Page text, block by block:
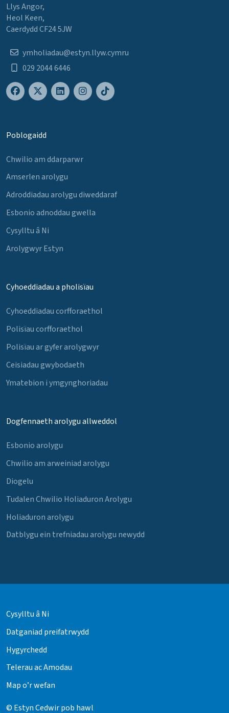
Llys Angor,
Heol Keen,
Caerdydd CF24 5JW
ymholiadau@estyn.llyw.cymru
029 2044 6446
Poblogaidd
Chwilio am ddarparwr
Amserlen arolygu
Adroddiadau arolygu diweddaraf
Esbonio adnoddau gwella
Cysylltu â Ni
Arolygwyr Estyn
Cyhoeddiadau a pholisïau
Cyhoeddiadau corfforaethol
Polisïau corfforaethol
Polisïau ar gyfer arolygwyr
Ceisiadau gwybodaeth
Ymatebion i ymgynghoriadau
Dogfennaeth arolygu allweddol
Esbonio arolygu
Chwilio am arweiniad arolygu
Diogelu
Tudalen Chwilio Holiaduron Arolygu
Holiaduron arolygu
Datblygu ein trefniadau arolygu newydd
Cysylltu â Ni
Datganiad preifatrwydd
Hygyrchedd
Telerau ac Amodau
Map o’r wefan
© Estyn Cedwir pob hawl